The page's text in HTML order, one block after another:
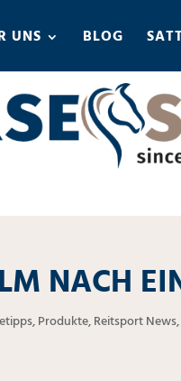
UNS BLOG
NACH
,Produkte,Reitsport News,